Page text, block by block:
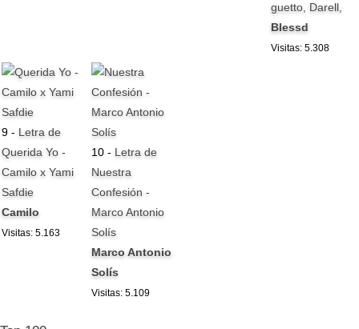
guetto, Darell,
Blessd
Visitas: 5.308
9 - Letra de
Querida Yo -
Camilo x Yami
Safdie
Camilo
Visitas: 5.163
10 - Letra de
Nuestra
Confesión -
Marco Antonio
Solís
Marco Antonio
Solís
Visitas: 5.109